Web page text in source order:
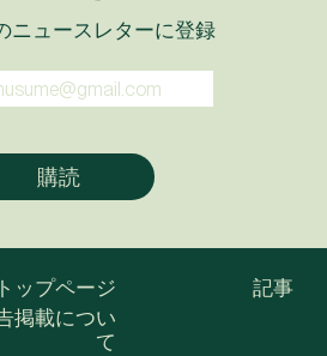
ニュースレターに登録
トップページ
掲載につい
て
記事